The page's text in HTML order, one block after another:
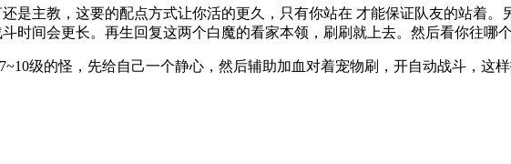
是主教，这要的配点方式让你活的更久，只有你站在 才能保证队友的站着
时间会更长。再生回复这两个白魔的看家本领，刷刷就上去。然后看你往哪个
级的怪，先给自己一个静心，然后辅助加血对着宠物刷，开自动战斗，这